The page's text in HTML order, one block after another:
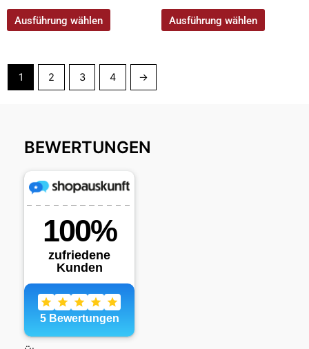
Ausführung wählen Ausführung wählen
1 2 3 4 →
BEWERTUNGEN